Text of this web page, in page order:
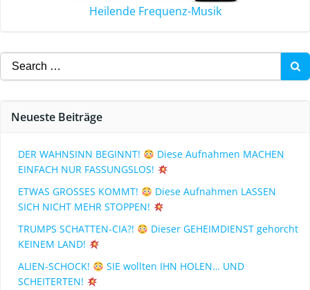
Heilende Frequenz-Musik
Neueste Beiträge
DER WAHNSINN BEGINNT!
Diese Aufnahmen MACHEN
EINFACH NUR FASSUNGSLOS!
ETWAS GROSSES KOMMT!
Diese Aufnahmen LASSEN
SICH NICHT MEHR STOPPEN!
TRUMPS SCHATTEN-CIA?!
Dieser GEHEIMDIENST gehorcht
KEINEM LAND!
ALIEN-SCHOCK!
SIE wollten IHN HOLEN… UND
SCHEITERTEN!